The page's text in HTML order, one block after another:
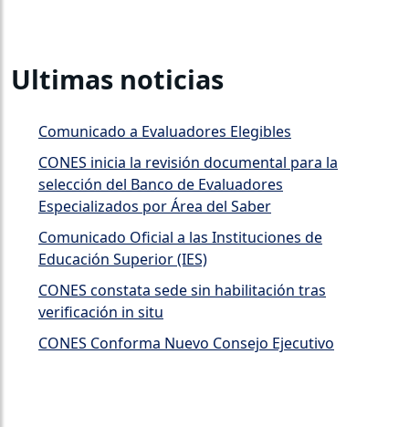
Ultimas noticias
Comunicado a Evaluadores Elegibles
CONES inicia la revisión documental para la
selección del Banco de Evaluadores
Especializados por Área del Saber
Comunicado Oficial a las Instituciones de
Educación Superior (IES)
CONES constata sede sin habilitación tras
verificación in situ
CONES Conforma Nuevo Consejo Ejecutivo